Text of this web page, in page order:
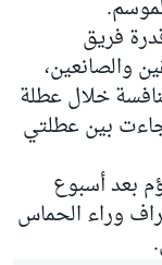
فريق
والصانعين،
خلال عطلة
جاءت بين عطلتي
بعد أسبوع
وراء الحماس